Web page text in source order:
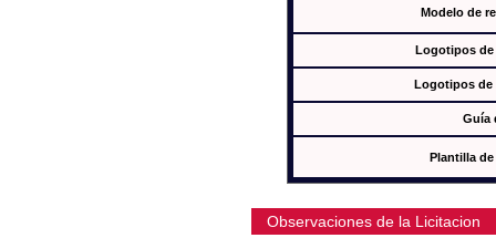
Modelo de
Logotipos de
Logotipos de
Guía
Plantilla
Observaciones de la Licitacion